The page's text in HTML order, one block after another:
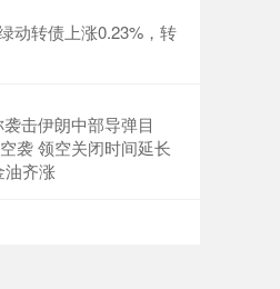
动转债上涨0.23%，转
击伊朗中部导弹目
袭 领空关闭时间延长
油齐涨